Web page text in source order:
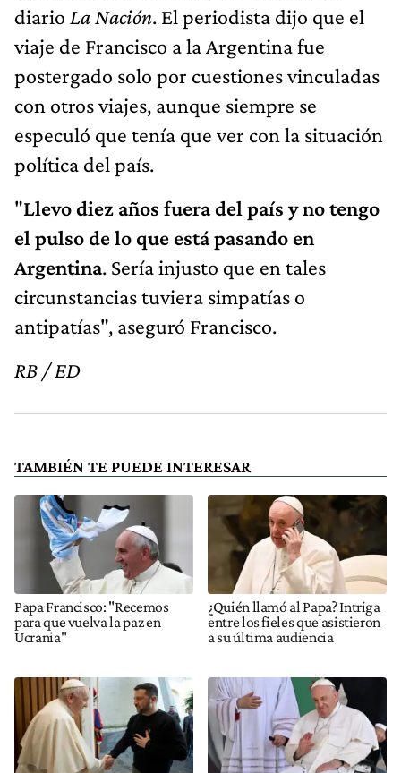
diario La Nación. El periodista dijo que el
viaje de Francisco a la Argentina fue
postergado solo por cuestiones vinculadas
con otros viajes, aunque siempre se
especuló que tenía que ver con la situación
política del país.
"Llevo diez años fuera del país y no tengo
el pulso de lo que está pasando en
Argentina. Sería injusto que en tales
circunstancias tuviera simpatías o
antipatías", aseguró Francisco.
RB / ED
TAMBIÉN TE PUEDE INTERESAR
Papa Francisco: "Recemos
para que vuelva la paz en
Ucrania"
¿Quién llamó al Papa? Intriga
entre los fieles que asistieron
a su última audiencia